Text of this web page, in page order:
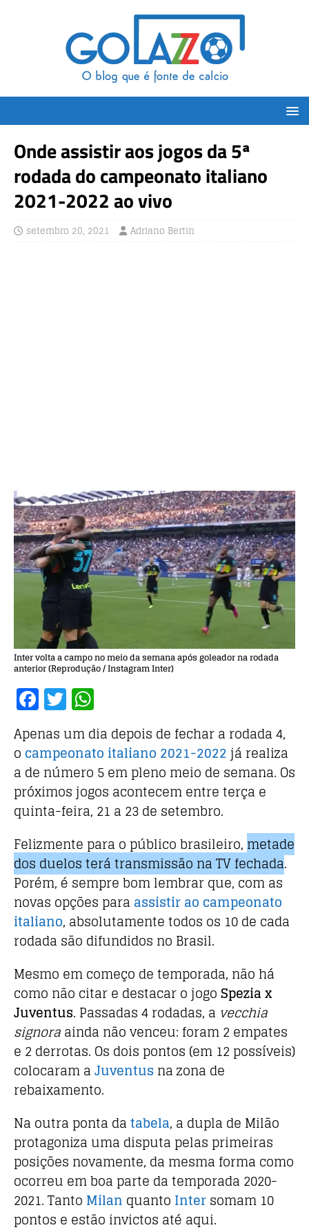
Onde assistir aos jogos da 5ª
rodada do campeonato italiano
2021-2022 ao vivo
setembro 20, 2021 Adriano Bertin
Inter volta a campo no meio da semana após goleador na rodada
anterior (Reprodução / Instagram Inter)
F
a
c
e
b
o
o
k
T
w
it
te
r
h
at
s
A
p
p
Apenas um dia depois de fechar a rodada 4,
o campeonato italiano 2021-2022 já realiza
a de número 5 em pleno meio de semana. Os
próximos jogos acontecem entre terça e
quinta-feira, 21 a 23 de setembro.
Felizmente para o público brasileiro, metade
dos duelos terá transmissão na TV fechada.
Porém, é sempre bom lembrar que, com as
novas opções para assistir ao campeonato
italiano, absolutamente todos os 10 de cada
rodada são difundidos no Brasil.
Mesmo em começo de temporada, não há
como não citar e destacar o jogoSpezia x
Juventus. Passadas 4 rodadas, a vecchia
signoraainda não venceu: foram 2 empates
e 2 derrotas. Os dois pontos (em 12 possíveis)
colocaram aJuventus nazona de
rebaixamento.
Na outra ponta databela, a dupla de Milão
protagoniza uma disputa pelas primeiras
posições novamente, da mesma forma como
ocorreu em boa parte da temporada 2020-
2021. Tanto Milan quanto Intersomam 10
pontos e estão invictos até aqui.